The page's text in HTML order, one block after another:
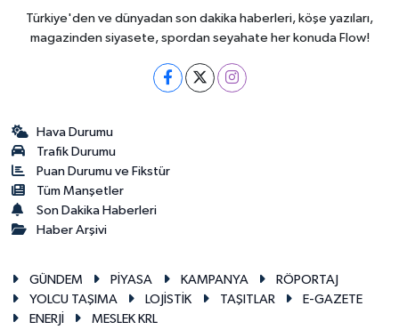
Türkiye'den ve dünyadan son dakika haberleri, köşe yazıları,
magazinden siyasete, spordan seyahate her konuda Flow!
Hava Durumu
Trafik Durumu
Puan Durumu ve Fikstür
Tüm Manşetler
Son Dakika Haberleri
Haber Arşivi
GÜNDEM PİYASA KAMPANYA
RÖPORTAJ
YOLCU TAŞIMA
LOJİSTİK TAŞITLAR
E-GAZETE
ENERJİ
MESLEK KRL